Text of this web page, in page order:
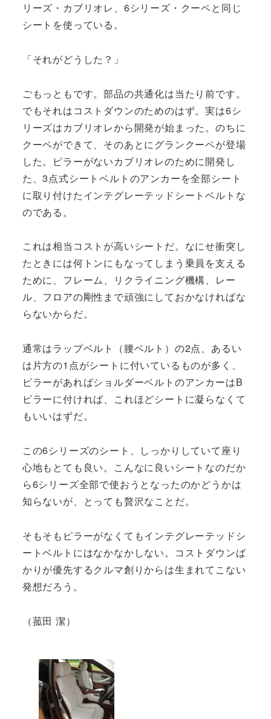
リーズ・カブリオレ、6シリーズ・クーペと同じ
シートを使っている。
「それがどうした？」
ごもっともです。部品の共通化は当たり前です。
でもそれはコストダウンのためのはず。実は6シ
リーズはカブリオレから開発が始まった。のちに
クーペができて、そのあとにグランクーペが登場
した。ピラーがないカブリオレのために開発し
た、3点式シートベルトのアンカーを全部シート
に取り付けたインテグレーテッドシートベルトな
のである。
これは相当コストが高いシートだ。なにせ衝突し
たときには何トンにもなってしまう乗員を支える
ために、フレーム、リクライニング機構、レー
ル、フロアの剛性まで頑強にしておかなければな
らないからだ。
通常はラップベルト（腰ベルト）の2点、あるい
は片方の1点がシートに付いているものが多く、
ピラーがあればショルダーベルトのアンカーはB
ピラーに付ければ、これほどシートに凝らなくて
もいいはずだ。
この6シリーズのシート、しっかりしていて座り
心地もとても良い。こんなに良いシートなのだか
ら6シリーズ全部で使おうとなったのかどうかは
知らないが、とっても贅沢なことだ。
そもそもピラーがなくてもインテグレーテッドシ
ートベルトにはなかなかしない。コストダウンば
かりが優先するクルマ創りからは生まれてこない
発想だろう。
（菰田 潔）